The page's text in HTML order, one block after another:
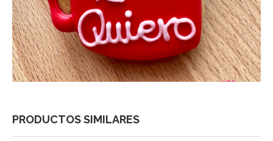
PRODUCTOS SIMILARES